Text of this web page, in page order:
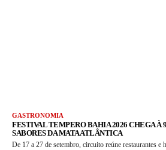
GASTRONOMIA
FESTIVAL TEMPERO BAHIA 2026 CHEGA À
SABORES DA MATA ATLÂNTICA
De 17 a 27 de setembro, circuito reúne restaurantes e